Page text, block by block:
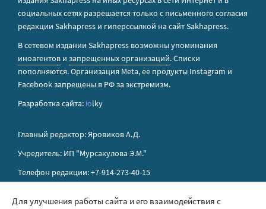
социальных сетях разрешается только с письменного согласия
редакции Sakhapress и гиперссылкой на сайт Sakhapress.
В сетевом издании Sakhapress возможны упоминания
иноагентов и запрещенных организаций. Списки
пополняются. Организация Metа, ее продукты Instagram и
Facebook запрещены в РФ за экстремизм.
Разработка сайта: iolky
Главный редактор: Яровиков А.Д.
Учредитель: ИП "Мурсакулова Э.М."
Телефон редакции: +7-914-273-40-15
Для улучшения работы сайта и его взаимодействия с